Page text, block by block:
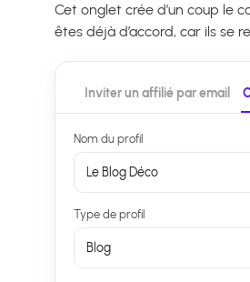
Cet onglet crée d’un coup le
êtes déjà d’accord, car ils se
Inviter un affilié par email
Nom du profil
Le Blog Déco
Type de profil
Blog